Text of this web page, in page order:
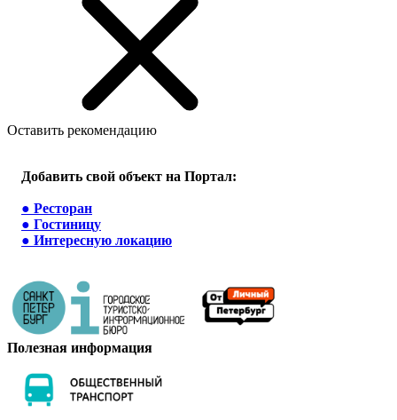
Оставить рекомендацию
Добавить свой объект на Портал:
● Ресторан
● Гостиницу
● Интересную локацию
Полезная информация